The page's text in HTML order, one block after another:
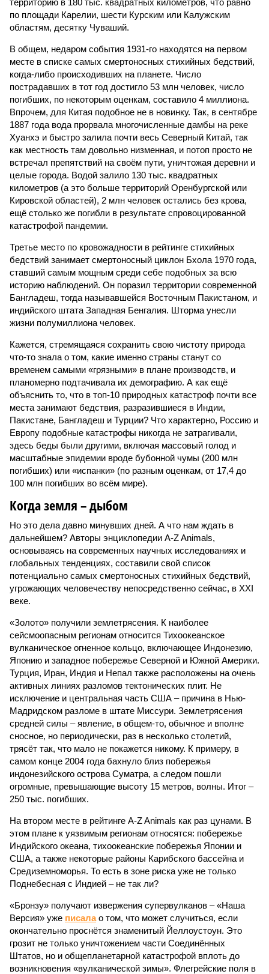
территорию в 180 тыс. квадратных километров, что равно
по площади Карелии, шести Курским или Калужским
областям, десятку Чуваший.
В общем, недаром события 1931-го находятся на первом
месте в списке самых смертоносных стихийных бедствий,
когда-либо происходивших на планете. Число
пострадавших в тот год достигло 53 млн человек, число
погибших, по некоторым оценкам, составило 4 миллиона.
Впрочем, для Китая подобное не в новинку. Так, в сентябре
1887 года вода прорвала многочисленные дамбы на реке
Хуанхэ и быстро залила почти весь Северный Китай, так
как местность там довольно низменная, и потоп просто не
встречал препятствий на своём пути, уничтожая деревни и
целые города. Водой залило 130 тыс. квадратных
километров (а это больше территорий Оренбургской или
Кировской областей), 2 млн человек остались без крова,
ещё столько же погибли в результате спровоцированной
катастрофой пандемии.
Третье место по кровожадности в рейтинге стихийных
бедствий занимает смертоносный циклон Бхола 1970 года,
ставший самым мощным среди себе подобных за всю
историю наблюдений. Он поразил территории современной
Бангладеш, тогда называвшейся Восточным Пакистаном, и
индийского штата Западная Бенгалия. Шторма унесли
жизни полумиллиона человек.
Кажется, стремящаяся сохранить свою чистоту природа
что-то знала о том, какие именно страны станут со
временем самыми «грязными» в плане производств, и
планомерно подтачивала их демографию. А как ещё
объяснить то, что в топ-10 природных катастроф почти все
места занимают бедствия, разразившиеся в Индии,
Пакистане, Бангладеш и Турции? Что характерно, Россию и
Европу подобные катастрофы никогда не затрагивали,
здесь беды были другими, включая массовый голод и
масштабные эпидемии вроде бубонной чумы (200 млн
погибших) или «испанки» (по разным оценкам, от 17,4 до
100 млн погибших во всём мире).
Когда земля – дыбом
Но это дела давно минувших дней. А что нам ждать в
дальнейшем? Авторы энциклопедии A-Z Animals,
основываясь на современных научных исследованиях и
глобальных тенденциях, составили свой список
потенциально самых смертоносных стихийных бедствий,
угрожающих человечеству непосредственно сейчас, в XXI
веке.
«Золото» получили землетрясения. К наиболее
сейсмоопасным регионам относится Тихоокеанское
вулканическое огненное кольцо, включающее Индонезию,
Японию и западное побережье Северной и Южной Америки.
Турция, Иран, Индия и Непал также расположены на очень
активных линиях разломов тектонических плит. Не
исключение и центральная часть США – причина в Нью-
Мадридском разломе в штате Миссури. Землетрясения
средней силы – явление, в общем-то, обычное и вполне
сносное, но периодически, раз в несколько столетий,
трясёт так, что мало не покажется никому. К примеру, в
самом конце 2004 года бахнуло близ побережья
индонезийского острова Суматра, а следом пошли
огромные, превышающие высоту 15 метров, волны. Итог –
250 тыс. погибших.
На втором месте в рейтинге A-Z Animals как раз цунами. В
этом плане к уязвимым регионам относятся: побережье
Индийского океана, тихо­океанские побережья Японии и
США, а также некоторые районы Карибского бассейна и
Средиземноморья. То есть в зоне риска уже не только
Поднебесная с Индией – не так ли?
«Бронзу» получают извержения супервулканов – «Наша
Версия» уже писалао том, что может случиться, если
окончательно проснётся знаменитый Йеллоустоун. Это
грозит не только уничтожением части Соединённых
Штатов, но и общепланетарной катастрофой вплоть до
возникновения «вулканической зимы». Флегрейские поля в